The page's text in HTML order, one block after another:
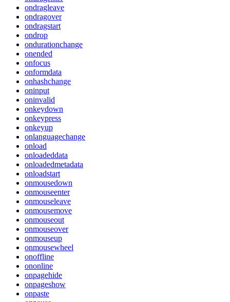
ondragleave
ondragover
ondragstart
ondrop
ondurationchange
onended
onfocus
onformdata
onhashchange
oninput
oninvalid
onkeydown
onkeypress
onkeyup
onlanguagechange
onload
onloadeddata
onloadedmetadata
onloadstart
onmousedown
onmouseenter
onmouseleave
onmousemove
onmouseout
onmouseover
onmouseup
onmousewheel
onoffline
ononline
onpagehide
onpageshow
onpaste